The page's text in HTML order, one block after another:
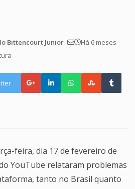
Bittencourt Junior-
Há 6 meses
feira, dia 17 de fevereiro de
YouTube relataram problemas
tanto no Brasil quanto